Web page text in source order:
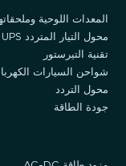
المعدات اللوحية
محول التيار المتردد UPS
تقنية التيرستور
شواحن السيارات
محول التردد
جودة الطاقة